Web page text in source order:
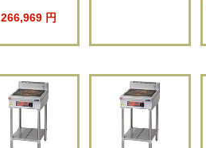
266,969 円